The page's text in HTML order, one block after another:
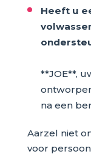
Heeft u
**JOE**,
na een
Aarzel niet
voor